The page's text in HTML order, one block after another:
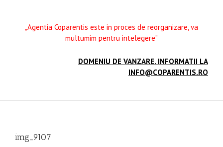
„Agentia Coparentis este in proces de reorganizare, va
multumim pentru intelegere”
DOMENIU DE VANZARE. INFORMATII LA
INFO@COPARENTIS.RO
img_9107